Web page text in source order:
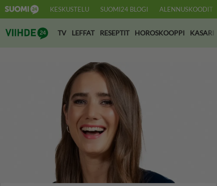
KESKUSTELU SUOMI24 BLOGI ALENNUSKOODIT
Suomi24 Viihde
TV LEFFAT RESEPTIT HOROSKOOPPI KASARI